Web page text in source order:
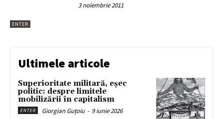
ENTER
3 noiembrie 2011
Ultimele articole
Superioritate militară, eșec
politic: despre limitele
mobilizării în capitalism
ENTER Giorgian Guțoiu - 9 iunie 2026